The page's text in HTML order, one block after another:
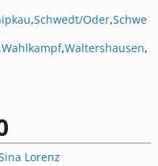
,Schwedt/Oder,Schwe
,Wahlkampf,Waltershausen,
Lorenz